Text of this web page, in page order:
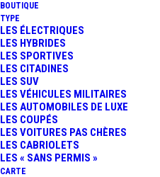
BOUTIQUE
TYPE
LES ÉLECTRIQUES
LES HYBRIDES
LES SPORTIVES
LES CITADINES
LES SUV
LES VÉHICULES MILITAIRES
LES AUTOMOBILES DE LUXE
LES COUPÉS
LES VOITURES PAS CHÈRES
LES CABRIOLETS
LES « SANS PERMIS »
CARTE
PORSCHE
DERNIER
ENGAGÉ
HEURES DU
VENDRE